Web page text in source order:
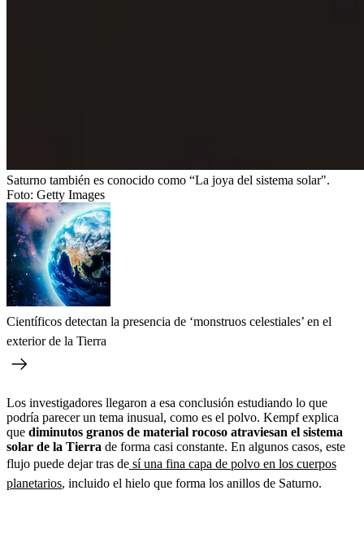
Saturno también es conocido como “La joya del sistema solar".
Foto: Getty Images
Científicos detectan la presencia de ‘monstruos celestiales’ en el
exterior de la Tierra
Los investigadores llegaron a esa conclusión estudiando lo que
podría parecer un tema inusual, como es el polvo. Kempf explica
que diminutos granos de material rocoso atraviesan el sistema
solar de la Tierra de forma casi constante. En algunos casos, este
flujo puede dejar tras de sí una fina capa de polvo en los cuerpos
planetarios, incluido el hielo que forma los anillos de Saturno.